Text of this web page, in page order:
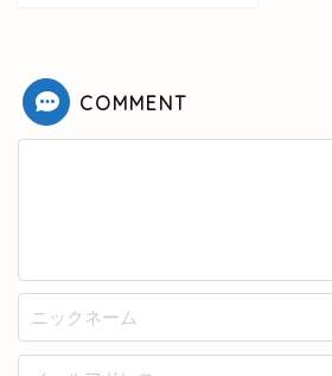
COMMENT